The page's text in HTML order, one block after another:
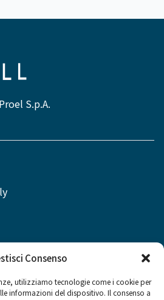
Consenso
utilizziamo tecnologie come i cookie per
informazioni del dispositivo. Il consenso a
S.p.A.